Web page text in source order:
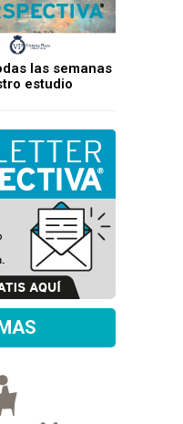
las semanas
estudio